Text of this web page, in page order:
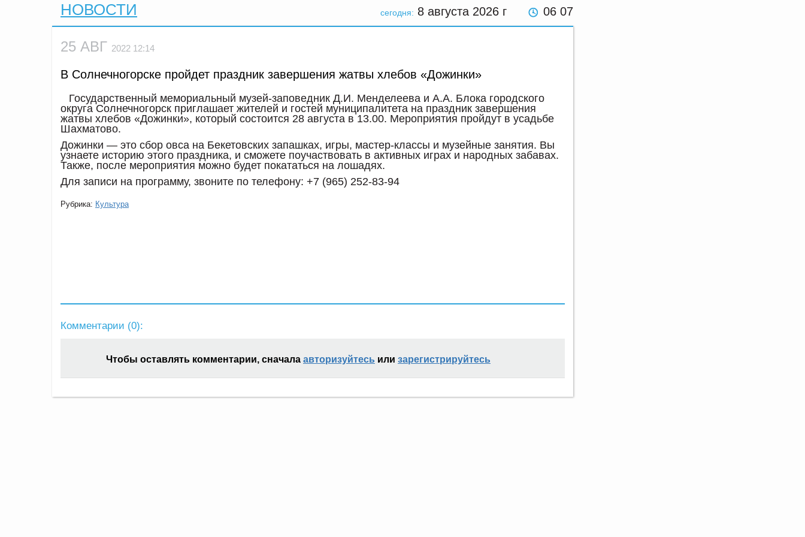
сегодня: 8 августа 2026 г 06 07
НОВОСТИ
25 АВГ 2022 12:14
В Солнечногорске пройдет праздник завершения жатвы хлебов «Дожинки»
Государственный мемориальный музей-заповедник Д.И. Менделеева и А.А. Блока городского
округа Солнечногорск приглашает жителей и гостей муниципалитета на праздник завершения
жатвы хлебов «Дожинки», который состоится 28 августа в 13.00. Мероприятия пройдут в усадьбе
Шахматово.
Дожинки — это сбор овса на Бекетовских запашках, игры, мастер-классы и музейные занятия. Вы
узнаете историю этого праздника, и сможете поучаствовать в активных играх и народных забавах.
Также, после мероприятия можно будет покататься на лошадях.
Для записи на программу, звоните по телефону: +7 (965) 252-83-94
Рубрика: Культура
Комментарии (0):
Чтобы оставлять комментарии, сначала авторизуйтесь или зарегистрируйтесь